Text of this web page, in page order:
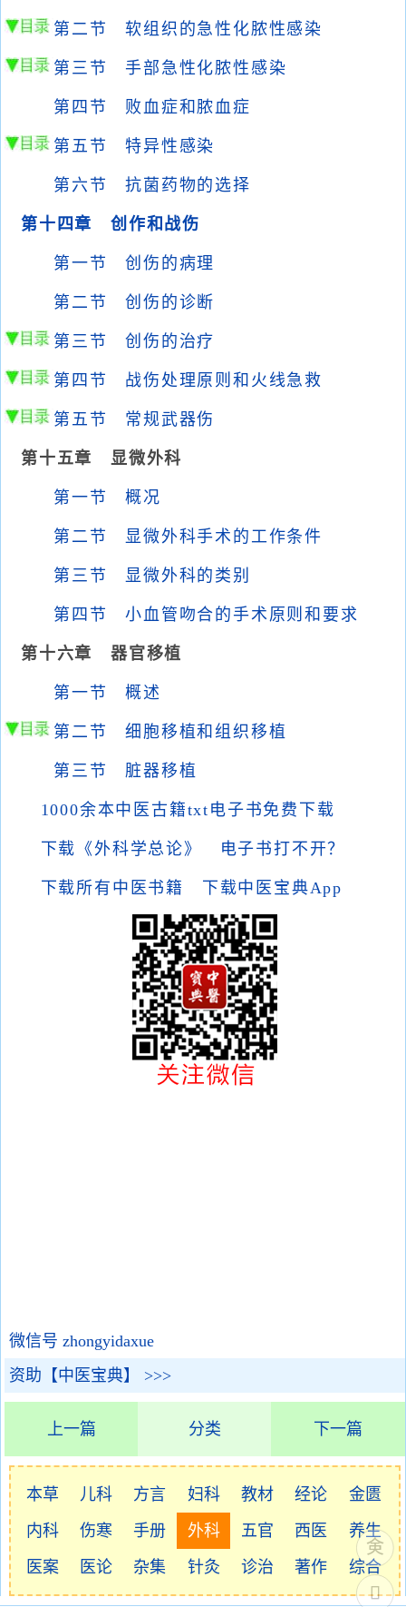
第二节 软组织的急性化脓性感染
第三节 手部急性化脓性感染
第四节 败血症和脓血症
第五节 特异性感染
第六节 抗菌药物的选择
第十四章 创作和战伤
第一节 创伤的病理
第二节 创伤的诊断
第三节 创伤的治疗
第四节 战伤处理原则和火线急救
第五节 常规武器伤
第十五章 显微外科
第一节 概况
第二节 显微外科手术的工作条件
第三节 显微外科的类别
第四节 小血管吻合的手术原则和要求
第十六章 器官移植
第一节 概述
第二节 细胞移植和组织移植
第三节 脏器移植
1000余本中医古籍txt电子书免费下载
下载《外科学总论》 电子书打不开？
下载所有中医书籍 下载中医宝典App
微信号 zhongyidaxue
资助【中医宝典】 >>>
上一篇 分类 下一篇
本草 儿科 方言 妇科 教材 经论
金匮
内科
伤寒 手册 外科 五官 西医
养生
医案
医论 杂集 针灸 诊治 著作 综合